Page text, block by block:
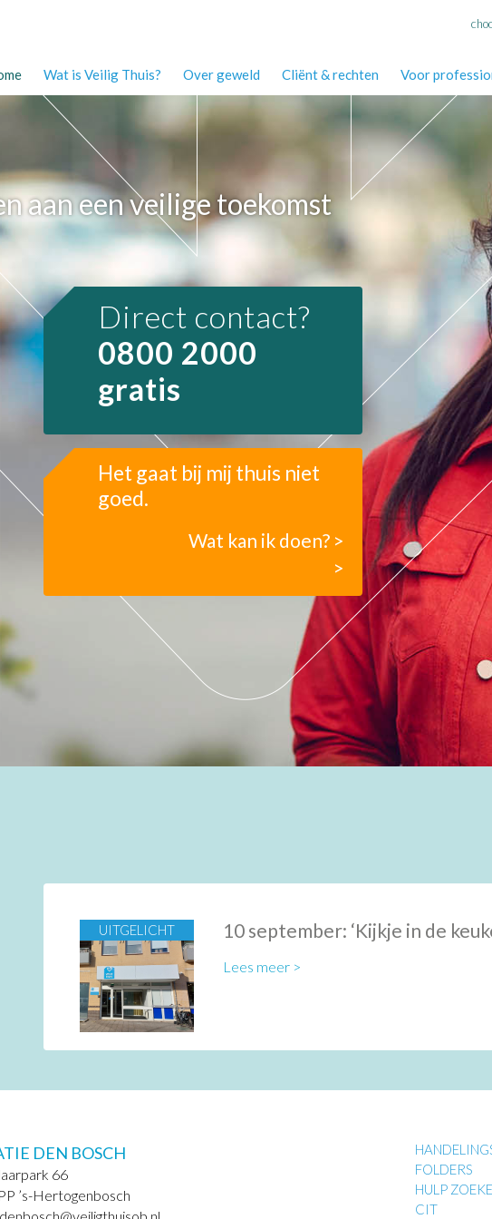
Wat is Veilig Thuis? Over geweld Cliënt & rechten Voor
aan een veilige toekomst
Direct contact?
0800 2000
gratis
Het gaat bij mij thuis niet
goed.
>
Wat kan ik doen? >
UITGELICHT 10 september: ‘Kijkje in de
Lees meer >
DEN BOSCH
66
’s-Hertogenbosch
FOLDERS
HULP
CIT